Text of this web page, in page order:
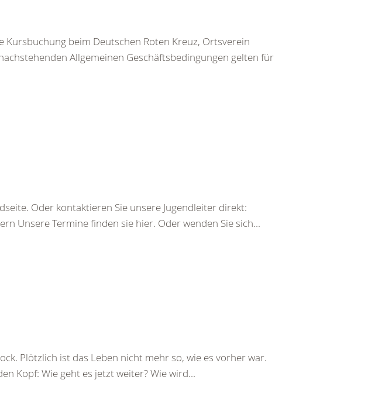
Kursbuchung beim Deutschen Roten Kreuz, Ortsverein
Allgemeinen Geschäftsbedingungen gelten für
Oder kontaktieren Sie unsere Jugendleiter direkt:
Unsere Termine finden sie hier. Oder wenden Sie sich...
Plötzlich ist das Leben nicht mehr so, wie es vorher war.
Kopf: Wie geht es jetzt weiter? Wie wird...